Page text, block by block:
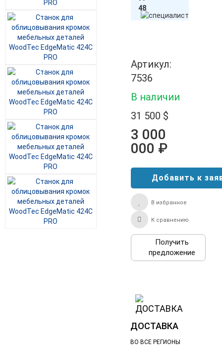
48
Артикул:
7536
В наличии
31 500 $
3 000
000 ₽
В избранное
К сравнению
Получить
предложение
ДОСТАВКА
ВО ВСЕ РЕГИОНЫ